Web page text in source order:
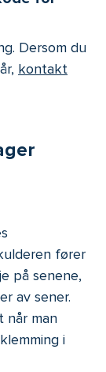
Dersom du
kontakt
fører
på senene,
av sener.
når man
i